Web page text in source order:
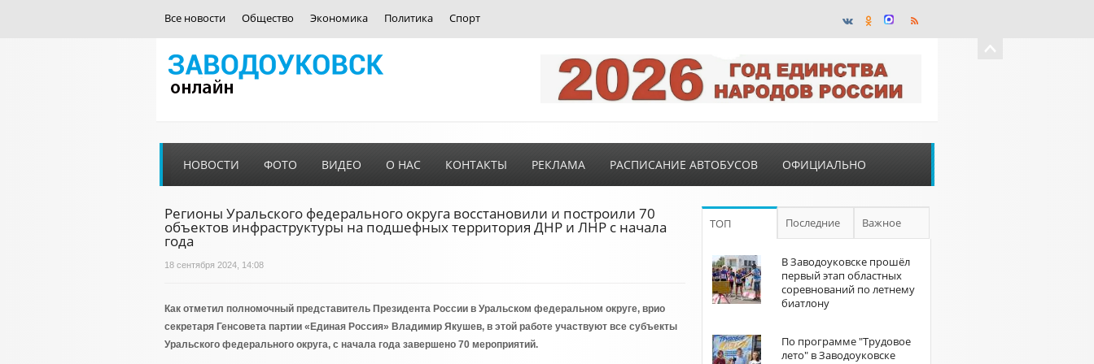
Все новости Общество Экономика Политика Спорт
НОВОСТИ ФОТО ВИДЕО О НАС КОНТАКТЫ РЕКЛАМА РАСПИСАНИЕ АВТОБУСОВ ОФИЦИАЛЬНО
Регионы Уральского федерального округа восстановили и построили 70
объектов инфраструктуры на подшефных территория ДНР и ЛНР с начала
года
18 сентября 2024, 14:08
Как отметил полномочный представитель Президента России в Уральском федеральном округе, врио
секретаря Генсовета партии «Единая Россия» Владимир Якушев, в этой работе участвуют все субъекты
Уральского федерального округа, с начала года завершено 70 мероприятий.
ТОП Последние Важное
В Заводоуковске прошёл
первый этап областных
соревнований по летнему
биатлону
По программе "Трудовое
лето" в Заводоуковске